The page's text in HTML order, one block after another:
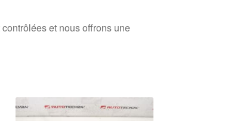
et nous offrons une